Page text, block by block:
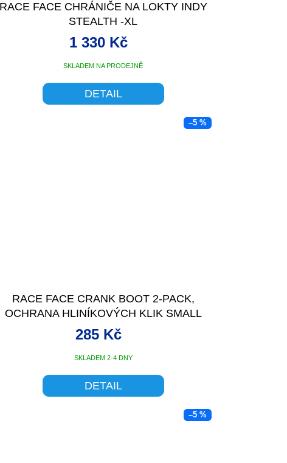
RACE FACE CHRÁNIČE NA LOKTY INDY
STEALTH -XL
SKLADEM NA PRODEJNĚ
1 330 Kč
DETAIL
–5 %
RACE FACE CRANK BOOT 2-PACK,
OCHRANA HLINÍKOVÝCH KLIK SMALL
ORANŽOVÁ
SKLADEM 2-4 DNY
285 Kč
DETAIL
–5 %